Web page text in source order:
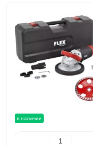
в наличии